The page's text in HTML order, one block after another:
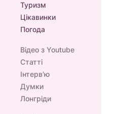
Туризм
Цікавинки
Погода
Відео з Youtube
Статті
Інтерв'ю
Думки
Лонгріди